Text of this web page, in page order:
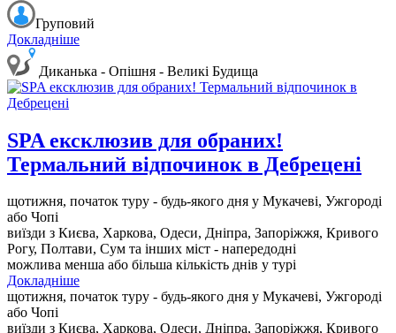
Груповий
Докладніше
Диканька - Опішня - Великі Будища
SPA ексклюзив для обраних!
Термальний відпочинок в Дебрецені
щотижня, початок туру - будь-якого дня у Мукачеві, Ужгороді
або Чопі
виїзди з Києва, Харкова, Одеси, Дніпра, Запоріжжя, Кривого
Рогу, Полтави, Сум та інших міст - напередодні
можлива менша або більша кількість днів у турі
Докладніше
щотижня, початок туру - будь-якого дня у Мукачеві, Ужгороді
або Чопі
виїзди з Києва, Харкова, Одеси, Дніпра, Запоріжжя, Кривого